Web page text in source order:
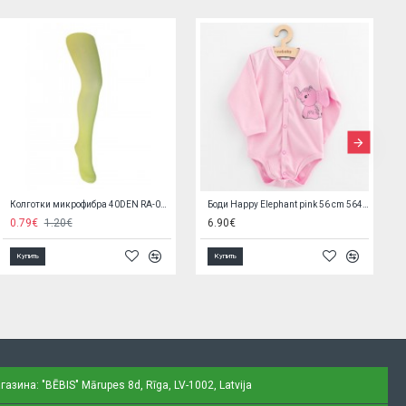
Пояс для беременных GERDA LUX 1/XS (68-80 cм) 9806
9.90€ 21.52€
Купить
Простыня джерси для матраса в коляску 75x35 cм SILLO-2190 GREY
4.50€
Купить
"BĒBIS" Mārupes 8d, Rīga, LV-1002, Latvija